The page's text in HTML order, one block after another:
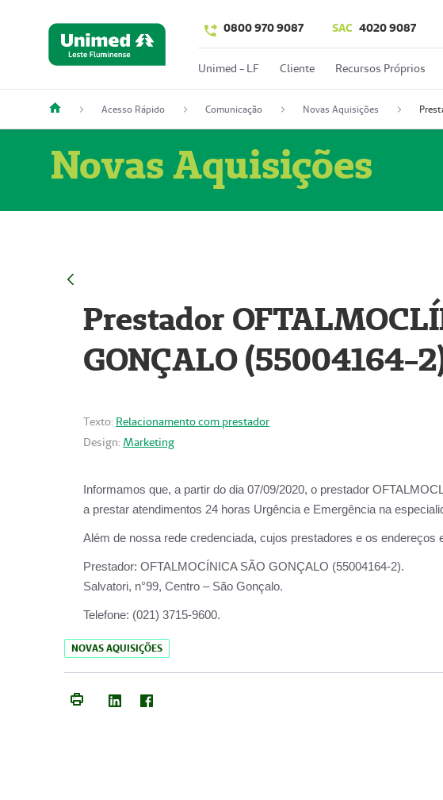
0800 970 9087 SAC 4020 9087
Unimed - LF Cliente Recursos Próprios
Acesso Rápido Comunicação Novas Aquisições
Novas Aquisições
Prestador
GONÇALO (55004164-
Texto: Relacionamento com prestador
Design: Marketing
Informamos que, a partir do dia 07/09/2020, o prestador
a prestar atendimentos 24 horas Urgência e Emergência na
Além de nossa rede credenciada, cujos prestadores e os endereços
Prestador: OFTALMOCÍNICA SÃO
Salvatori, n°99, Centro – São Gonçalo.
Telefone: (021) 3715-9600.
NOVAS AQUISIÇÕES